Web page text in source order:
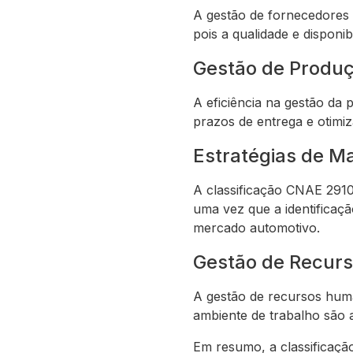
A gestão de
pois a qualidade e
Gestão de
A eficiência na gestão da
prazos de entrega e
Estratégias de
A classificação CNAE
uma vez que a
mercado automotivo.
Gestão de
A gestão de recursos
ambiente de trabalho são
Em resumo, a